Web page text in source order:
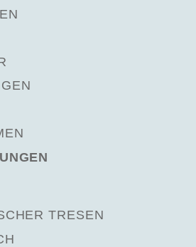
TRESEN